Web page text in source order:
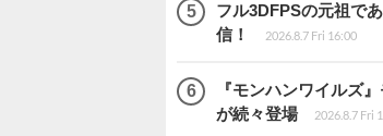
フル3DFPSの元祖で
信！
2026.8.7 Fri 16:00
『モンハンワイルズ
が続々登場
2026.8.7 Fri